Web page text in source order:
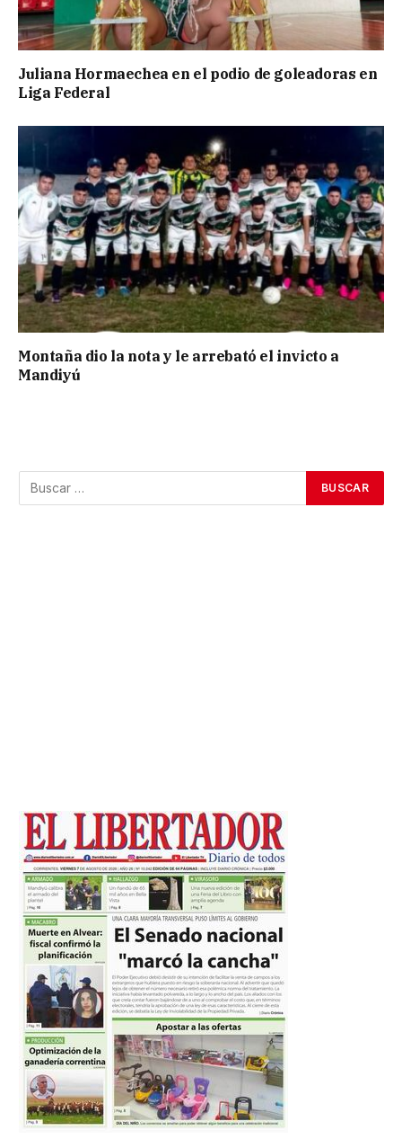
Juliana Hormaechea en el podio de goleadoras en
Liga Federal
Montaña dio la nota y le arrebató el invicto a
Mandiyú